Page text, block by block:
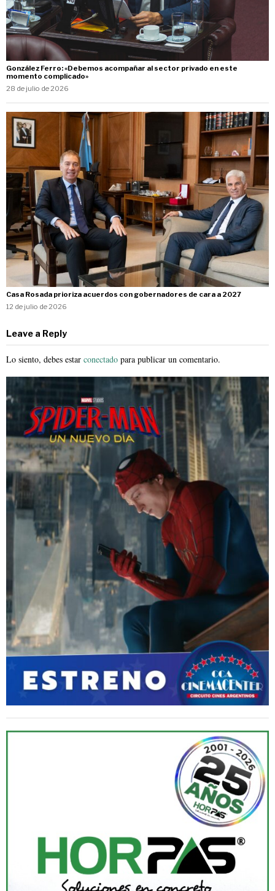
González Ferro: «Debemos acompañar al sector privado en este
momento complicado»
28 de julio de 2026
Casa Rosada prioriza acuerdos con gobernadores de cara a 2027
12 de julio de 2026
Leave a Reply
Lo siento, debes estar conectado para publicar un comentario.